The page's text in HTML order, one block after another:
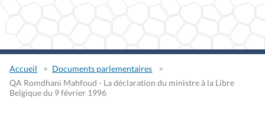
Accueil
Documents parlementaires
QA Romdhani Mahfoud - La déclaration du ministre à la Libre
Belgique du 9 février 1996